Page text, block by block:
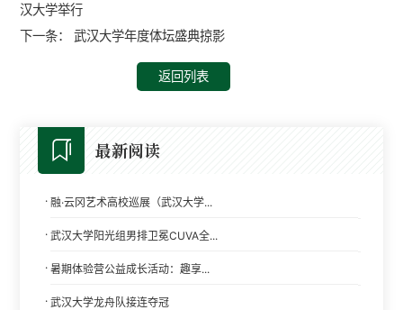
汉大学举行
下一条：武汉大学年度体坛盛典掠影
返回列表
最新阅读
· 融·云冈艺术高校巡展（武汉大学...
· 武汉大学阳光组男排卫冕CUVA全...
· 暑期体验营公益成长活动：趣享...
· 武汉大学龙舟队接连夺冠